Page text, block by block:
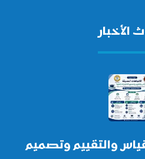
الأخبار
والتقييم وتصميم